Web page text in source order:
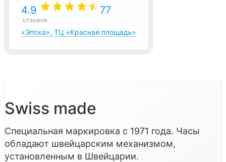
4.9 77
отзывов
«Эпоха», ТЦ «Красная площадь»
Swiss made
Специальная маркировка с 1971 года. Часы
обладают швейцарским механизмом,
установленным в Швейцарии.